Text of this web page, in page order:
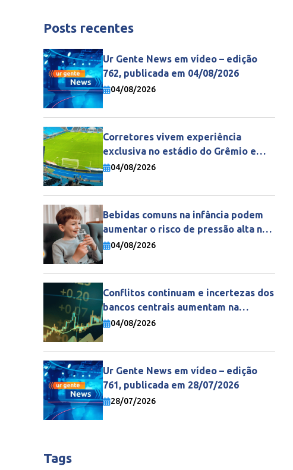
Posts recentes
Ur Gente News em vídeo – edição
762, publicada em 04/08/2026
04/08/2026
Corretores vivem experiência
exclusiva no estádio do Grêmio e
fortalecem parceria com a Gente
04/08/2026
Bebidas comuns na infância podem
aumentar o risco de pressão alta na
vida adulta
04/08/2026
Conflitos continuam e incertezas dos
bancos centrais aumentam na
economia mundial
04/08/2026
Ur Gente News em vídeo – edição
761, publicada em 28/07/2026
28/07/2026
Tags